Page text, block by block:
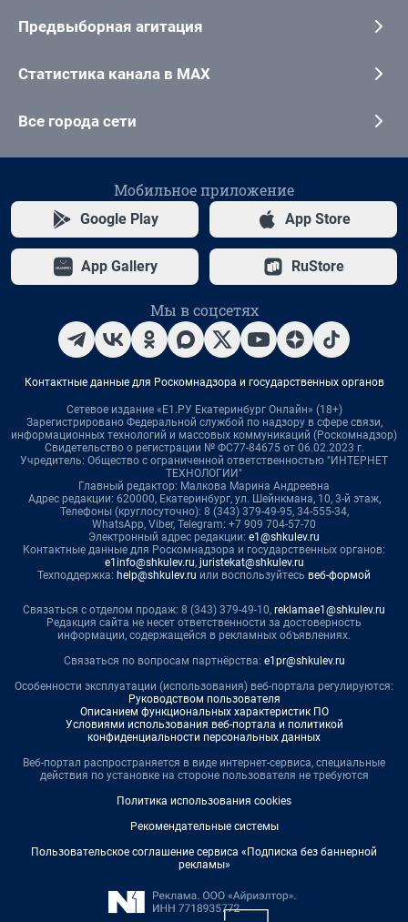
Предвыборная агитация
Статистика канала в MAX
Все города сети
Мобильное приложение
Google Play App Store
App Gallery RuStore
Мы в соцсетях
Контактные данные для Роскомнадзора и государственных органов
Сетевое издание «Е1.РУ Екатеринбург Онлайн» (18+)
Зарегистрировано Федеральной службой по надзору в сфере связи,
информационных технологий и массовых коммуникаций (Роскомнадзор)
Свидетельство о регистрации № ФС77-84675 от 06.02.2023 г.
Учредитель: Общество с ограниченной ответственностью "ИНТЕРНЕТ
ТЕХНОЛОГИИ"
Главный редактор: Малкова Марина Андреевна
Адрес редакции: 620000, Екатеринбург, ул. Шейнкмана, 10, 3-й этаж,
Телефоны (круглосуточно): 8 (343) 379-49-95, 34-555-34,
WhatsApp, Viber, Telegram: +7 909 704-57-70
Электронный адрес редакции: e1@shkulev.ru
Контактные данные для Роскомнадзора и государственных органов:
e1info@shkulev.ru, juristekat@shkulev.ru
Техподдержка: help@shkulev.ru или воспользуйтесь веб-формой
Связаться с отделом продаж: 8 (343) 379-49-10, reklamae1@shkulev.ru
Редакция сайта не несет ответственности за достоверность
информации, содержащейся в рекламных объявлениях.
Связаться по вопросам партнёрства: e1pr@shkulev.ru
Особенности эксплуатации (использования) веб-портала регулируются:
Руководством пользователя
Описанием функциональных характеристик ПО
Условиями использования веб-портала и политикой
конфиденциальности персональных данных
Веб-портал распространяется в виде интернет-сервиса, специальные
действия по установке на стороне пользователя не требуются
Политика использования cookies
Рекомендательные системы
Пользовательское соглашение сервиса «Подписка без баннерной
рекламы»